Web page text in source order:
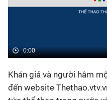
Các môn khác
VIDEO
0:00
Khán giả và người hâm
đến website